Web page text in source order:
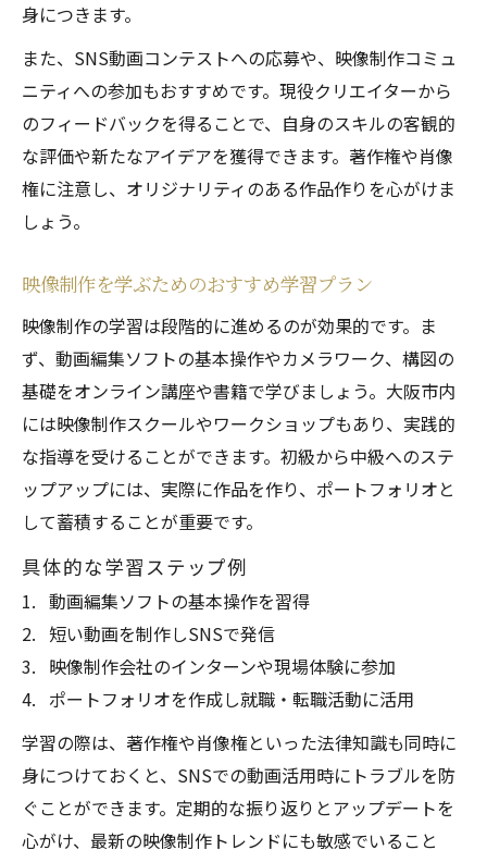
身につきます。
また、SNS動画コンテストへの応募や、映像制作コミュ
ニティへの参加もおすすめです。現役クリエイターから
のフィードバックを得ることで、自身のスキルの客観的
な評価や新たなアイデアを獲得できます。著作権や肖像
権に注意し、オリジナリティのある作品作りを心がけま
しょう。
映像制作を学ぶためのおすすめ学習プラン
映像制作の学習は段階的に進めるのが効果的です。ま
ず、動画編集ソフトの基本操作やカメラワーク、構図の
基礎をオンライン講座や書籍で学びましょう。大阪市内
には映像制作スクールやワークショップもあり、実践的
な指導を受けることができます。初級から中級へのステ
ップアップには、実際に作品を作り、ポートフォリオと
して蓄積することが重要です。
具体的な学習ステップ例
動画編集ソフトの基本操作を習得
短い動画を制作しSNSで発信
映像制作会社のインターンや現場体験に参加
ポートフォリオを作成し就職・転職活動に活用
学習の際は、著作権や肖像権といった法律知識も同時に
身につけておくと、SNSでの動画活用時にトラブルを防
ぐことができます。定期的な振り返りとアップデートを
心がけ、最新の映像制作トレンドにも敏感でいること